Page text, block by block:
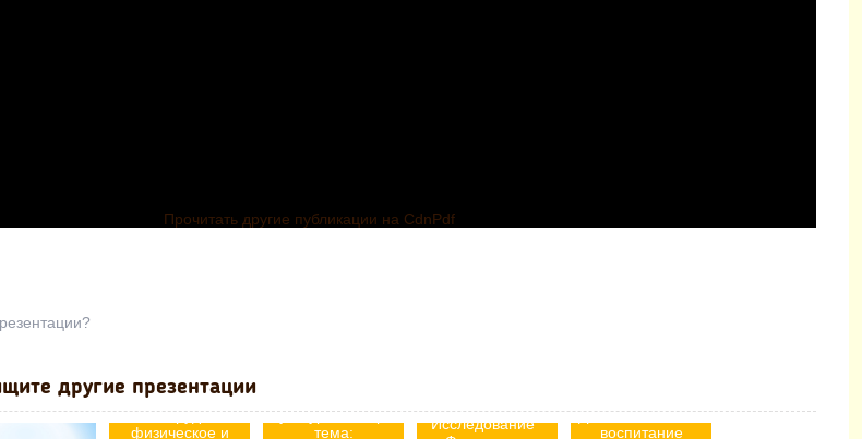
Прочитать другие публикации на CdnPdf
другие презентации
Тема "Трудовое,
физическое и
культура и спорт,
тема:
Исследование "
ДОУ "Физическое
воспитание